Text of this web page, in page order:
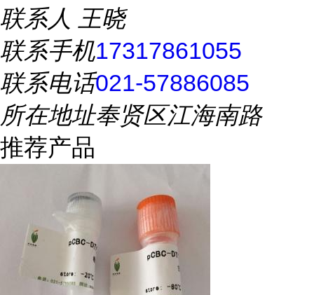
联系人 王晓
联系手机17317861055
联系电话021-57886085
所在地址奉贤区江海南路
推荐产品